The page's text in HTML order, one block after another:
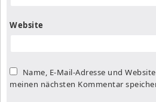
Website
Name, E-Mail-Adresse und
meinen nächsten Kommentar